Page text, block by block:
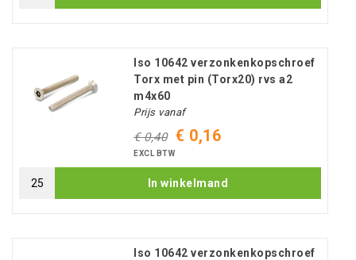
Iso 10642 verzonkenkopschroef
Torx met pin (Torx20) rvs a2
m4x60
Prijs vanaf
€ 0,40 € 0,16
EXCL BTW
In winkelmand
Iso 10642 verzonkenkopschroef